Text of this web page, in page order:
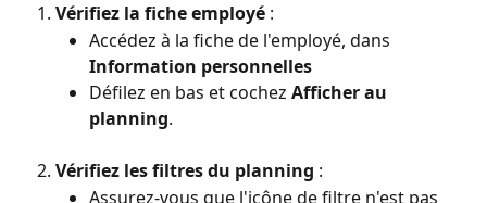
Vérifiez la fiche employé :
Accédez à la fiche de l'employé, dans
Information personnelles
Défilez en bas et cochez Afficher au
planning.
Vérifiez les filtres du planning :
Assurez-vous que l'icône de filtre n'est pas